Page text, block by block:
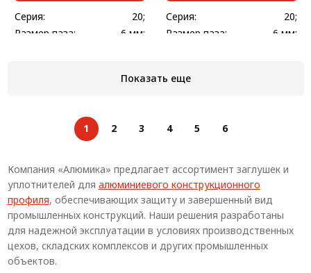
Серия:
20;
Размер паза:
6 мм;
0,240
Серия:
20;
Размер паза:
6 мм;
Масса, кг/шт:
Показать еще
1 2 3 4 5 6
Компания «Алюмика» предлагает ассортимент заглушек и
уплотнителей для алюминиевого конструкционного
профиля, обеспечивающих защиту и завершенный вид
промышленных конструкций. Наши решения разработаны
для надежной эксплуатации в условиях производственных
цехов, складских комплексов и других промышленных
объектов.